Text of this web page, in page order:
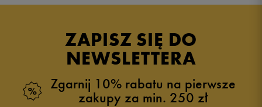
ZAPISZ SIĘ DO
NEWSLETTERA
Zgarnij 10% rabatu na pierwsze
zakupy za min. 250 zł